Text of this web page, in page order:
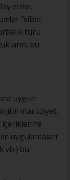
etme,
"siber
türü
bu
uygun
dijital maruziyet,
içeriklerine
uygulamaları
vb.) bu